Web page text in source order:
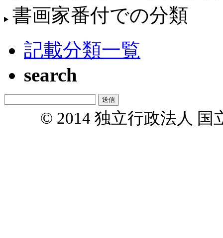
書画家番付での分類
記載分類一覧
search
© 2014 独立行政法人 国